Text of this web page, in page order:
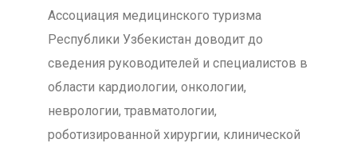
Ассоциация медицинского туризма
Республики Узбекистан доводит до
сведения руководителей и специалистов в
области кардиологии, онкологии,
неврологии, травматологии,
роботизированной хирургии, клинической